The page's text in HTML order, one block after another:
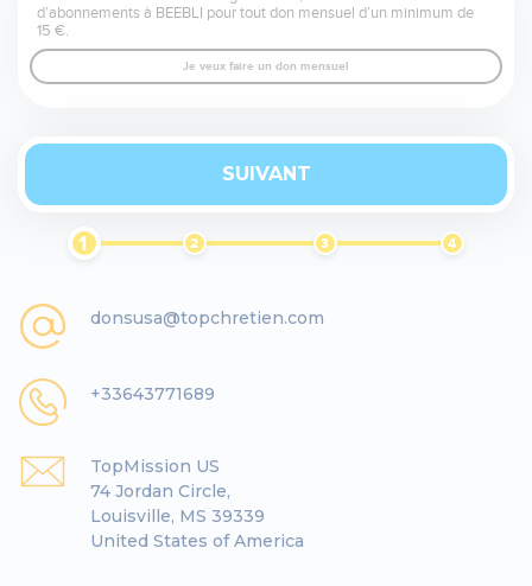
d’abonnements à BEEBLI pour tout don mensuel d’un minimum de
15 €.
Je veux faire un don mensuel
SUIVANT
1 2 3 4
donsusa@topchretien.com
+33643771689
TopMission US
74 Jordan Circle,
Louisville, MS 39339
United States of America